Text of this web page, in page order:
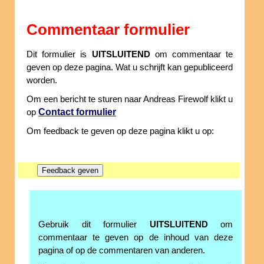
Commentaar formulier
Dit formulier is UITSLUITENDom commentaar te
geven op deze pagina. Wat u schrijft kan gepubliceerd
worden.
Om een bericht te sturen naar Andreas Firewolf klikt u
op Contact formulier
Om feedback te geven op deze pagina klikt u op:
Gebruik dit formulier UITSLUITENDom
commentaar te geven op de inhoud van deze
pagina of op de commentaren van anderen.